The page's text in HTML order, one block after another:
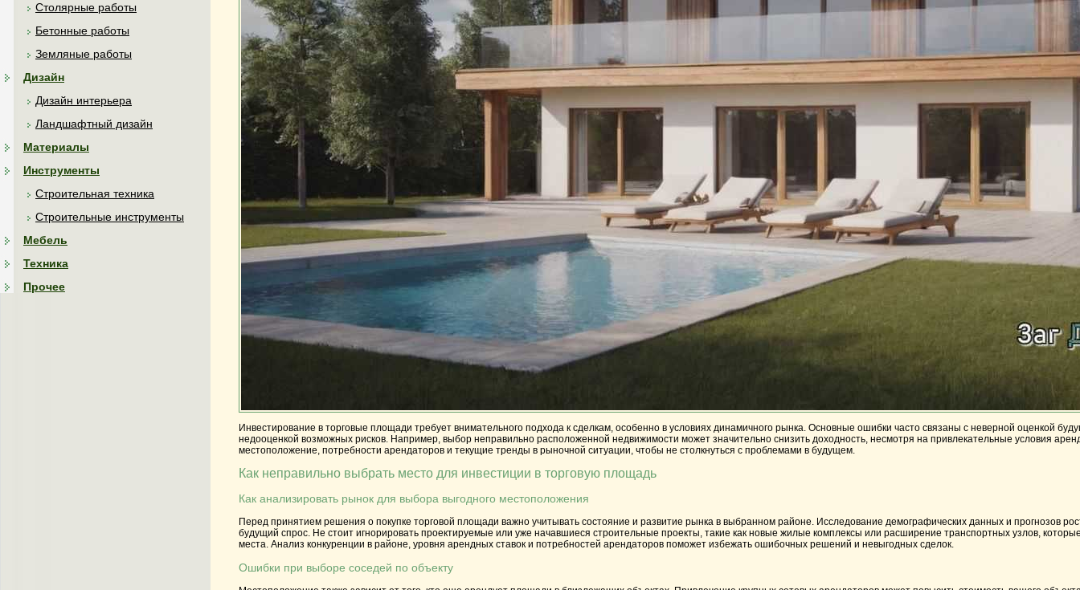
Столярные работы
Бетонные работы
Земляные работы
Дизайн
Дизайн интерьера
Ландшафтный дизайн
Материалы
Инструменты
Строительная техника
Строительные инструменты
Мебель
Техника
Прочее
Инвестирование в торговые площади требует внимательного подхода к сделкам, особенно в условиях динамичного рынка. Основные ошибки часто связаны с неверной оценкой
недооценкой возможных рисков. Например, выбор неправильно расположенной недвижимости может значительно снизить доходность, несмотря на привлекательные условия
местоположение, потребности арендаторов и текущие тренды в рыночной ситуации, чтобы не столкнуться с проблемами в будущем.
Как неправильно выбрать место для инвестиции в торговую площадь
Как анализировать рынок для выбора выгодного местоположения
Перед принятием решения о покупке торговой площади важно учитывать состояние и развитие рынка в выбранном районе. Исследование демографических данных и прогнозов
будущий спрос. Не стоит игнорировать проектируемые или уже начавшиеся строительные проекты, такие как новые жилые комплексы или расширение транспортных узлов,
места. Анализ конкуренции в районе, уровня арендных ставок и потребностей арендаторов поможет избежать ошибочных решений и невыгодных сделок.
Ошибки при выборе соседей по объекту